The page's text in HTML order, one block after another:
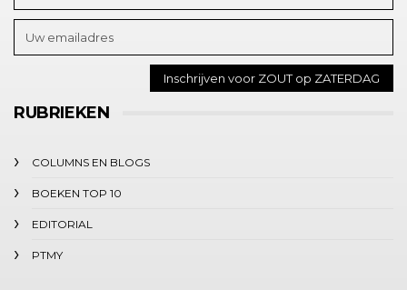
RUBRIEKEN
COLUMNS EN BLOGS
BOEKEN TOP 10
EDITORIAL
PTMY